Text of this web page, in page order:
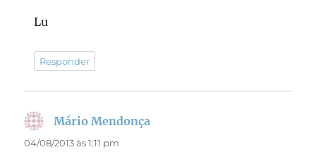
Lu
Responder
Mário Mendonça
04/08/2013 às 1:11 pm